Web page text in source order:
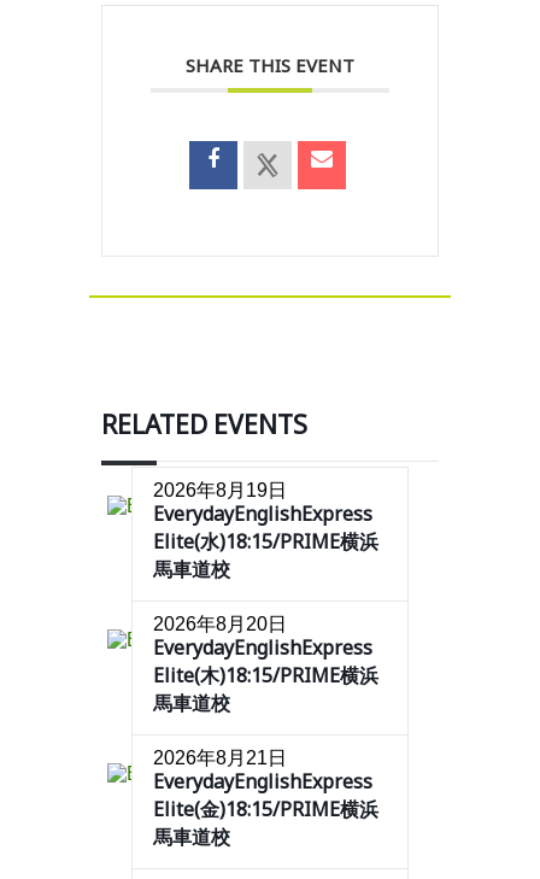
SHARE THIS EVENT
RELATED EVENTS
2026年8月19日
EverydayEnglishExpress
Elite(水)18:15/PRIME横浜
馬車道校
2026年8月20日
EverydayEnglishExpress
Elite(木)18:15/PRIME横浜
馬車道校
2026年8月21日
EverydayEnglishExpress
Elite(金)18:15/PRIME横浜
馬車道校